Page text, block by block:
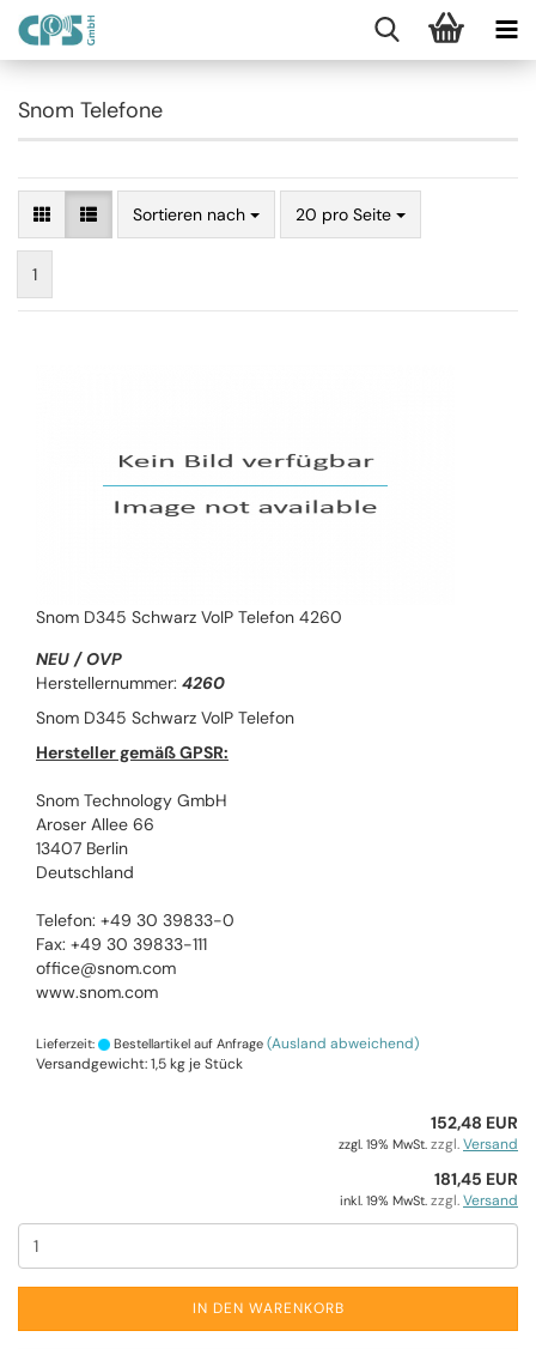
Snom Telefone
Sortieren nach 20 pro Seite
1
Snom D345 Schwarz VoIP Telefon 4260
NEU / OVP
Herstellernummer: 4260
Snom D345 Schwarz VoIP Telefon
Hersteller gemäß GPSR:
Snom Technology GmbH
Aroser Allee 66
13407 Berlin
Deutschland
Telefon: +49 30 39833-0
Fax: +49 30 39833-111
office@snom.com
www.snom.com
Lieferzeit: Bestellartikel auf Anfrage (Ausland abweichend)
Versandgewicht:1,5kg je Stück
152,48 EUR
zzgl. 19% MwSt. zzgl.Versand
181,45 EUR
inkl. 19% MwSt. zzgl.Versand
IN DEN WARENKORB